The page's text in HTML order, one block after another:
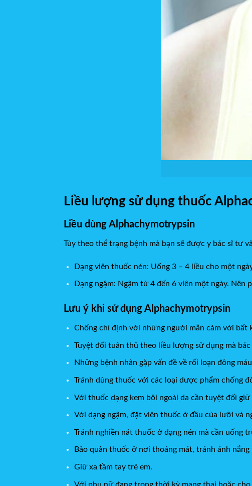
Liều lượng sử dụng thuốc
Liều dùng Alphachymotrypsin
Tùy theo thể trạng bệnh mà bạn sẽ được y bác sĩ tư
Dạng viên thuốc nén: Uống 3 – 4 liều cho một
Dạng ngậm: Ngậm từ 4 đến 6 viên một ngày. Nên
Lưu ý khi sử dụng Alphachymotrypsin
Chống chỉ định với những người mẫn cảm với bất
Tuyệt đối tuân thủ theo liều lượng sử dụng mà bác
Những bệnh nhân gặp vấn đề về rối loạn đông
Tránh dùng thuốc với các loại dược phẩm chống
Với thuốc dạng kem bôi ngoài da cần tuyệt đối
Với dạng ngậm, đặt viên thuốc ở đầu của lưỡi và
Tránh nghiền nát thuốc ở dạng nén mà cần uống
Bảo quản thuốc ở nơi thoáng mát, tránh ánh
Giữ xa tầm tay trẻ em.
Với phụ nữ đang trong thời kỳ mang thai hoặc